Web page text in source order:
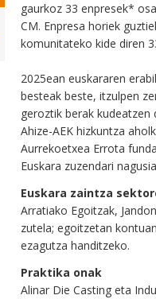
gaurkoz 33 enpresek*
CM. Enpresa horiek
komunitateko kide diren
2025ean euskararen
besteak beste, itzulpen
geroztik berak kudeatzen
Ahize-AEK hizkuntza
Aurrekoetxea Errota
Euskara zuzendari
Euskara zaintza
Arratiako Egoitzak,
zutela; egoitzetan
ezagutza handitzeko.
Praktika onak
Alinar Die Casting eta